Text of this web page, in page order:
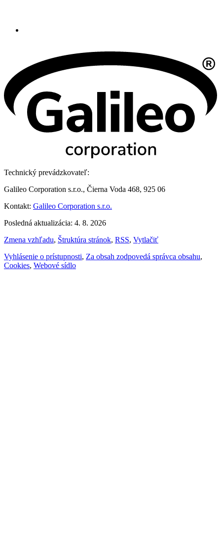
Technický prevádzkovateľ:
Galileo Corporation s.r.o., Čierna Voda 468, 925 06
Kontakt: Galileo Corporation s.r.o.
Posledná aktualizácia: 4. 8. 2026
Zmena vzhľadu, Štruktúra stránok, RSS, Vytlačiť
Vyhlásenie o prístupnosti, Za obsah zodpovedá správca obsahu,
Cookies, Webové sídlo